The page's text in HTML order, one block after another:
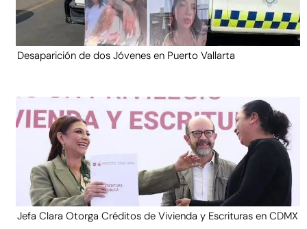
Desaparición de dos Jóvenes en Puerto Vallarta
Jefa Clara Otorga Créditos de Vivienda y Escrituras en CDMX